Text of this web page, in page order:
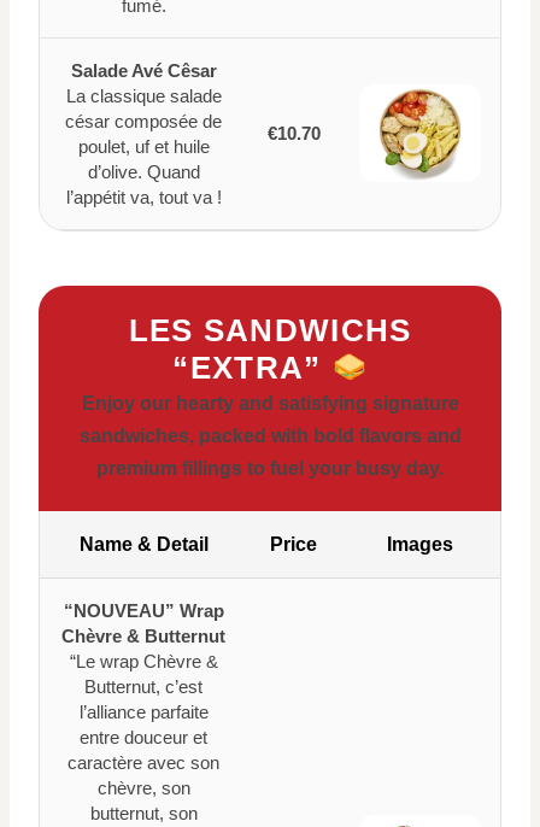
fumé.
Salade Avé Cêsar
La classique salade
césar composée de
poulet, uf et huile
d’olive. Quand
l’appétit va, tout va !
€10.70
LES SANDWICHS
“EXTRA”
Enjoy our hearty and satisfying signature
sandwiches, packed with bold flavors and
premium fillings to fuel your busy day.
Name & Detail Price Images
“NOUVEAU” Wrap
Chèvre & Butternut
“Le wrap Chèvre &
Butternut, c’est
l’alliance parfaite
entre douceur et
caractère avec son
chèvre, son
butternut, son